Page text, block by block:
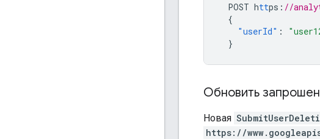
POST https : //
{
"userId" :
}
Обновить
Новая
https://